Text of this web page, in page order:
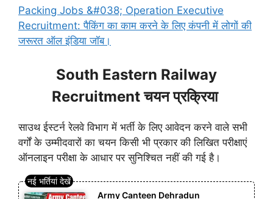
Packing Jobs &#038; Operation Executive
Recruitment: पैकिंग का काम करने के लिए कंपनी में लोगों की
जरूरत ऑल इंडिया जॉब।
South Eastern Railway
Recruitment चयन प्रक्रिया
साउथ ईस्टर्न रेलवे विभाग में भर्ती के लिए आवेदन करने वाले सभी
वर्गों के उम्मीदवारों का चयन किसी भी प्रकार की लिखित परीक्षाएं
ऑनलाइन परीक्षा के आधार पर सुनिश्चित नहीं की गई है।
Army Canteen Dehradun